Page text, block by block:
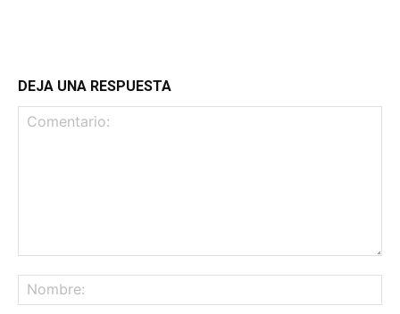
DEJA UNA RESPUESTA